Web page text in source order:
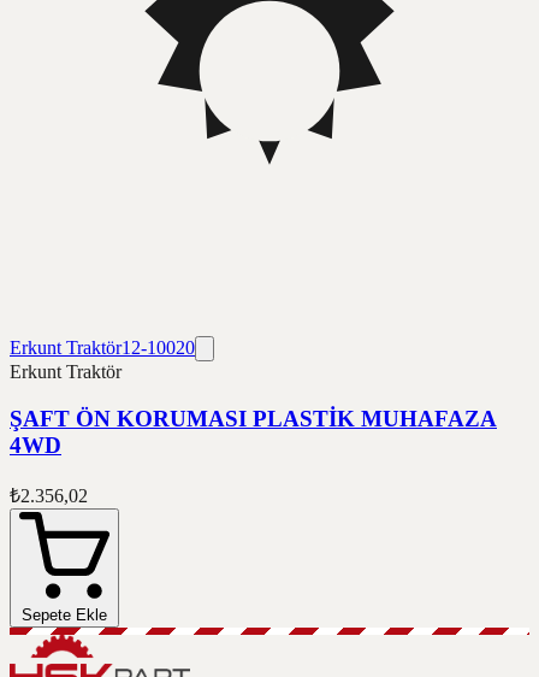
Erkunt Traktör12-10020
Erkunt Traktör
ŞAFT ÖN KORUMASI PLASTİK MUHAFAZA
4WD
₺2.356,02
Sepete Ekle